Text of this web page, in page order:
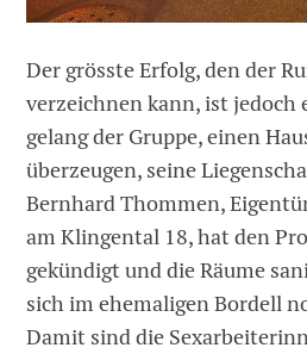
Der grösste Erfolg, den der
verzeichnen kann, ist jedoch
gelang der Gruppe, einen
überzeugen, seine
Bernhard Thommen,
am Klingental 18, hat den
gekündigt und die Räume
sich im ehemaligen Bordell
Damit sind die